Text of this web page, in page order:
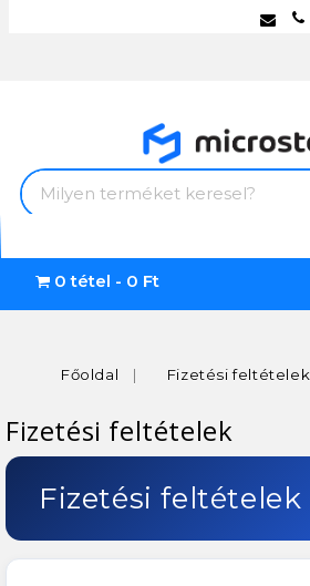
0 tétel - 0 Ft
Főoldal Fizetési feltételek
Fizetési feltételek
Fizetési feltételek